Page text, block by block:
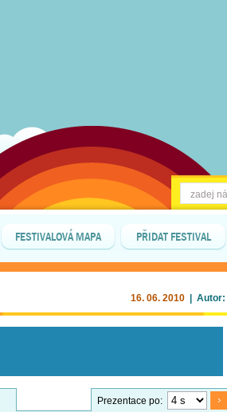
FESTIVALOVÁ MAPA PŘIDAT FESTIVAL
16. 06. 2010 | Autor:
Prezentace po: